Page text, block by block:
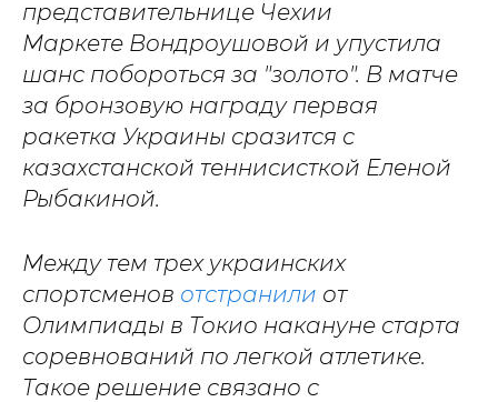
представительнице Чехии
Маркете Вондроушовой и упустила
шанс побороться за "золото". В матче
за бронзовую награду первая
ракетка Украины сразится с
казахстанской теннисисткой Еленой
Рыбакиной.
Между тем трех украинских
спортсменов отстранили от
Олимпиады в Токио накануне старта
соревнований по легкой атлетике.
Такое решение связано с